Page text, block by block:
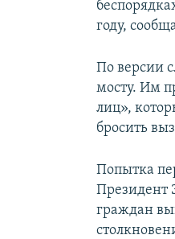
году,
По версии
мосту. Им
лиц»,
бросить
Попытка
Президент
граждан